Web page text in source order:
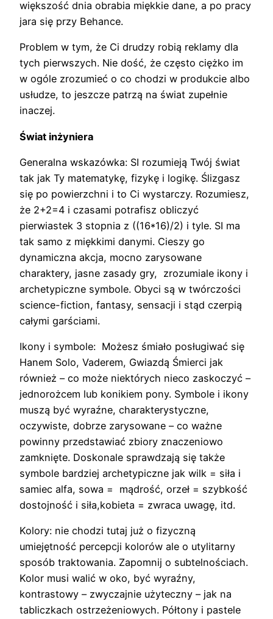
większość dnia obrabia miękkie dane, a po pracy
jara się przy Behance.
Problem w tym, że Ci drudzy robią reklamy dla
tych pierwszych. Nie dość, że często ciężko im
w ogóle zrozumieć o co chodzi w produkcie albo
usłudze, to jeszcze patrzą na świat zupełnie
inaczej.
Świat inżyniera
Generalna wskazówka: SI rozumieją Twój świat
tak jak Ty matematykę, fizykę i logikę. Ślizgasz
się po powierzchni i to Ci wystarczy. Rozumiesz,
że 2+2=4 i czasami potrafisz obliczyć
pierwiastek 3 stopnia z ((16*16)/2) i tyle. SI ma
tak samo z miękkimi danymi. Cieszy go
dynamiczna akcja, mocno zarysowane
charaktery, jasne zasady gry, zrozumiale ikony i
archetypiczne symbole. Obyci są w twórczości
science-fiction, fantasy, sensacji i stąd czerpią
całymi garściami.
Ikony i symbole: Możesz śmiało posługiwać się
Hanem Solo, Vaderem, Gwiazdą Śmierci jak
również – co może niektórych nieco zaskoczyć –
jednorożcem lub konikiem pony. Symbole i ikony
muszą być wyraźne, charakterystyczne,
oczywiste, dobrze zarysowane – co ważne
powinny przedstawiać zbiory znaczeniowo
zamknięte. Doskonale sprawdzają się także
symbole bardziej archetypiczne jak wilk = siła i
samiec alfa, sowa = mądrość, orzeł = szybkość
dostojność i siła,kobieta = zwraca uwagę, itd.
Kolory: nie chodzi tutaj już o fizyczną
umiejętność percepcji kolorów ale o utylitarny
sposób traktowania. Zapomnij o subtelnościach.
Kolor musi walić w oko, być wyraźny,
kontrastowy – zwyczajnie użyteczny – jak na
tabliczkach ostrzeżeniowych. Półtony i pastele